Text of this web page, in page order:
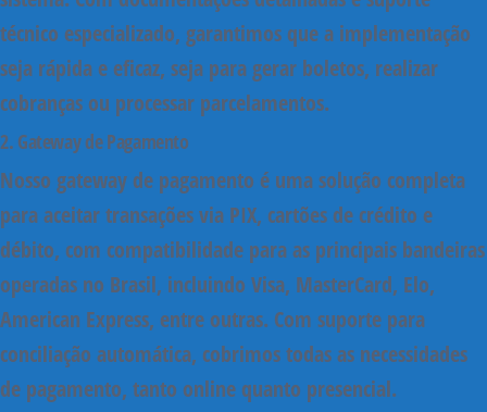
técnico especializado, garantimos que a implementação
seja rápida e eficaz, seja para gerar boletos, realizar
cobranças ou processar parcelamentos.
2. Gateway de Pagamento
Nosso gateway de pagamento é uma solução completa
para aceitar transações via PIX, cartões de crédito e
débito, com compatibilidade para as principais bandeiras
operadas no Brasil, incluindo Visa, MasterCard, Elo,
American Express, entre outras. Com suporte para
conciliação automática, cobrimos todas as necessidades
de pagamento, tanto online quanto presencial.